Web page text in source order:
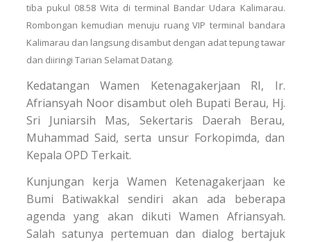
tiba pukul 08.58 Wita di terminal Bandar Udara Kalimarau.
Rombongan kemudian menuju ruang VIP terminal bandara
Kalimarau dan langsung disambut dengan adat tepung tawar
dan diiringi Tarian Selamat Datang.
Kedatangan Wamen Ketenagakerjaan RI, Ir.
Afriansyah Noor disambut oleh Bupati Berau, Hj.
Sri Juniarsih Mas, Sekertaris Daerah Berau,
Muhammad Said, serta unsur Forkopimda, dan
Kepala OPD Terkait.
Kunjungan kerja Wamen Ketenagakerjaan ke
Bumi Batiwakkal sendiri akan ada beberapa
agenda yang akan dikuti Wamen Afriansyah.
Salah satunya pertemuan dan dialog bertajuk